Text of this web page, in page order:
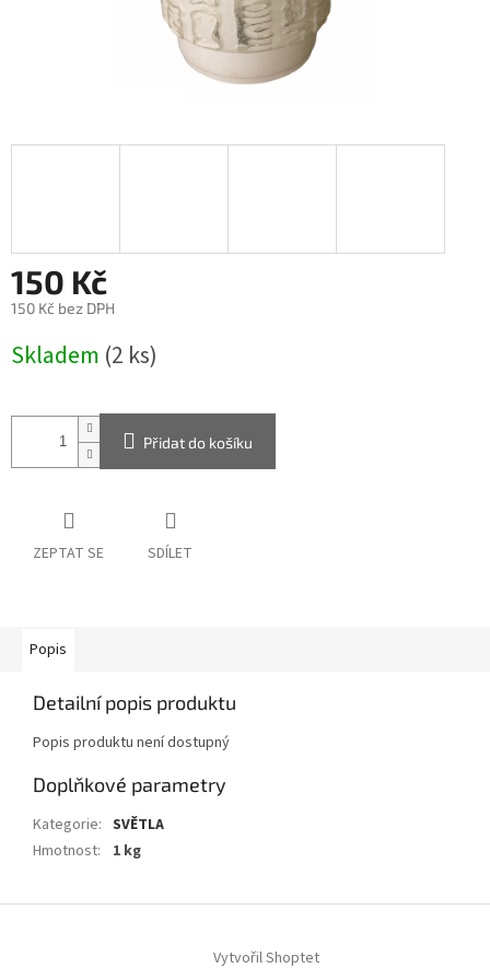
150 Kč
150 Kč bez DPH
cena:
Skladem (2 ks)
Přidat do košíku
ZEPTAT SE SDÍLET
Popis
Detailní popis produktu
Popis produktu není dostupný
Doplňkové parametry
Kategorie: SVĚTLA
Hmotnost: 1 kg
Vytvořil Shoptet